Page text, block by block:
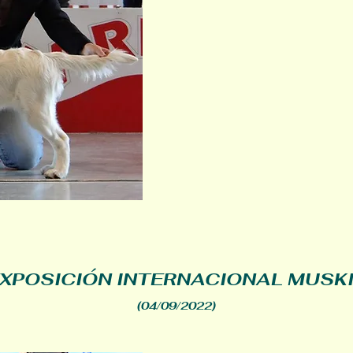
INTERNACIONAL
(04/09/2022)